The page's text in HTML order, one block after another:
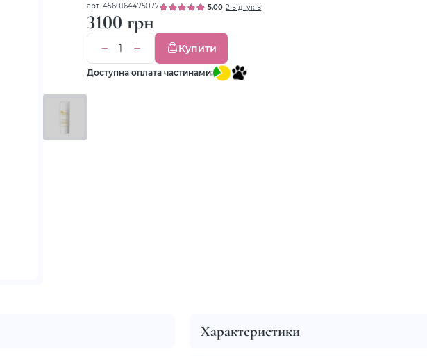
арт. 4560164475077 5.00 2 відгуків
3100 грн
Купити
Доступна оплата частинами:
Характеристики